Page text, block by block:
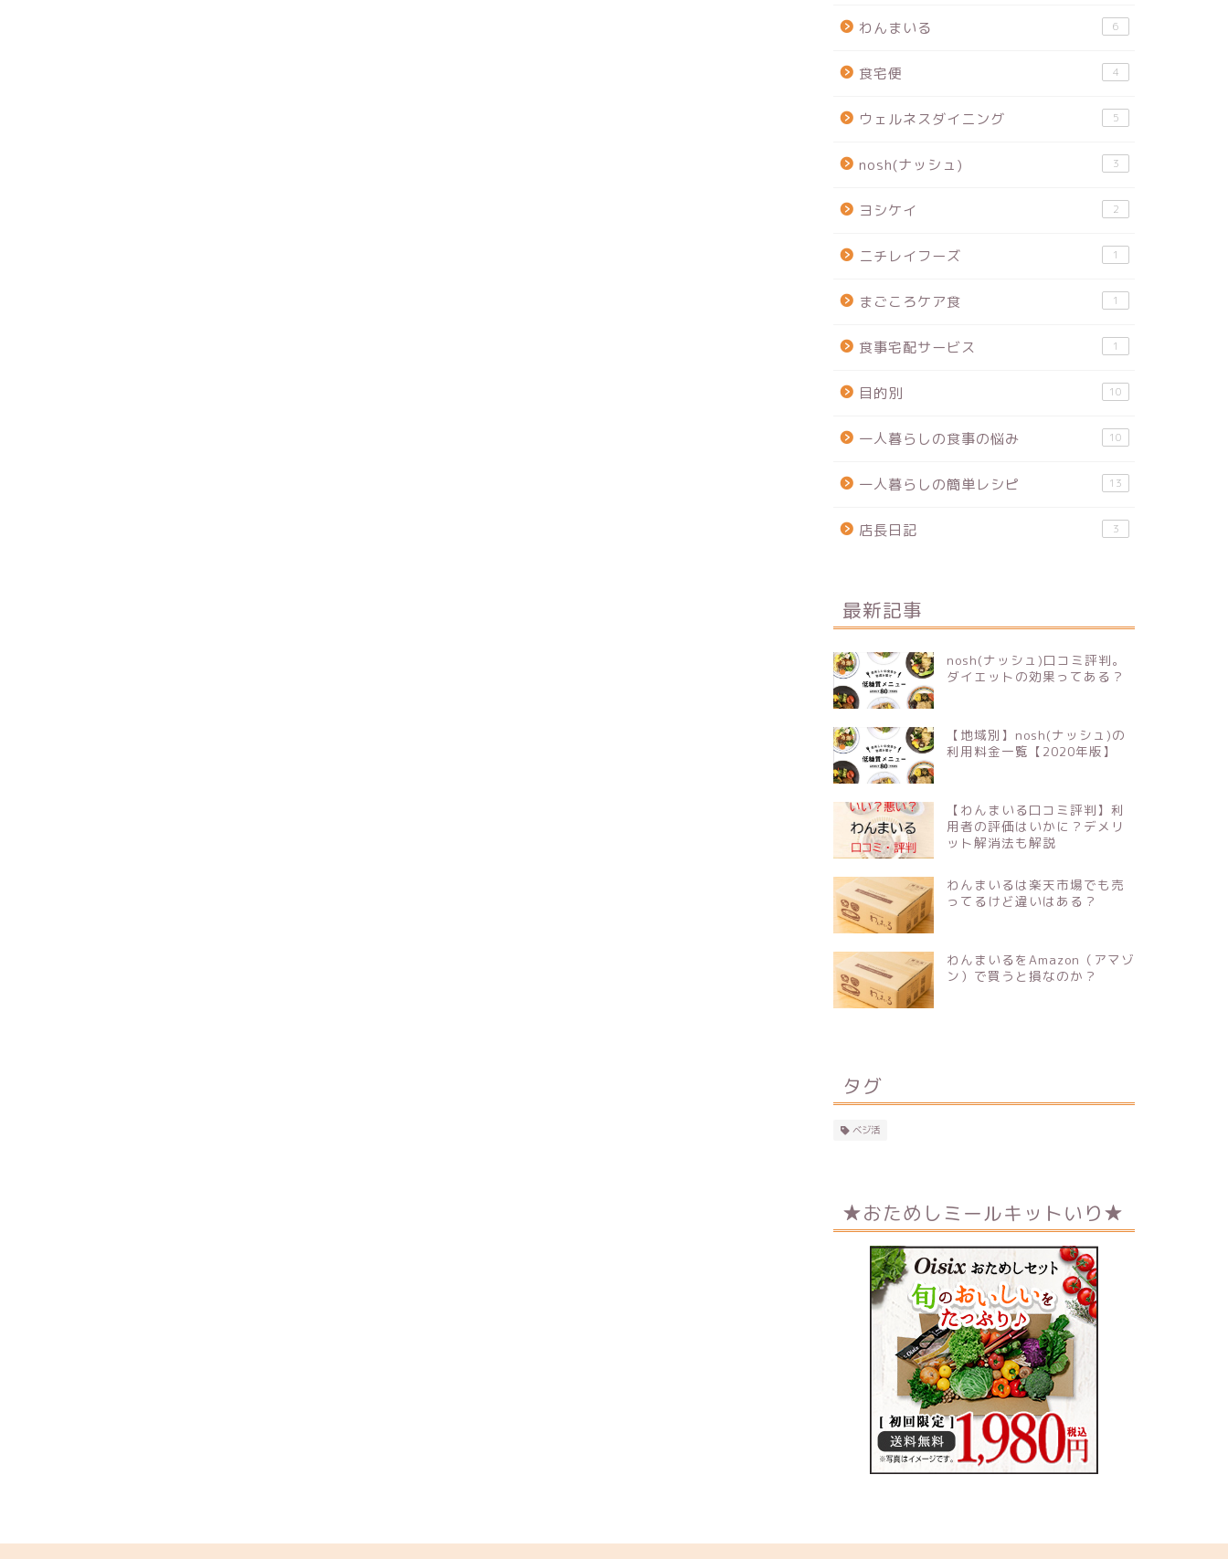
わんまいる 6
食宅便 4
ウェルネスダイニング 5
nosh(ナッシュ) 3
ヨシケイ 2
ニチレイフーズ 1
まごころケア食 1
食事宅配サービス 1
目的別 10
一人暮らしの食事の悩み 10
一人暮らしの簡単レシピ 13
店長日記 3
最新記事
nosh(ナッシュ)口コミ評判。
ダイエットの効果ってある？
【地域別】nosh(ナッシュ)の
利用料金一覧【2020年版】
【わんまいる口コミ評判】利
用者の評価はいかに？デメリ
ット解消法も解説
わんまいるは楽天市場でも売
ってるけど違いはある？
わんまいるをAmazon（アマゾ
ン）で買うと損なのか？
タグ
ベジ活
★おためしミールキットいり★